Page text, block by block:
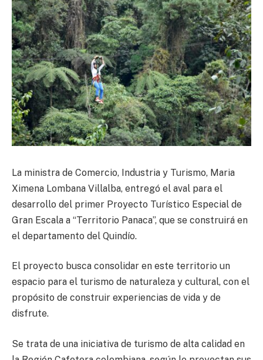
La ministra de Comercio, Industria y Turismo, Maria
Ximena Lombana Villalba, entregó el aval para el
desarrollo del primer Proyecto Turístico Especial de
Gran Escala a “Territorio Panaca”, que se construirá en
el departamento del Quindío.
El proyecto busca consolidar en este territorio un
espacio para el turismo de naturaleza y cultural, con el
propósito de construir experiencias de vida y de
disfrute.
Se trata de una iniciativa de turismo de alta calidad en